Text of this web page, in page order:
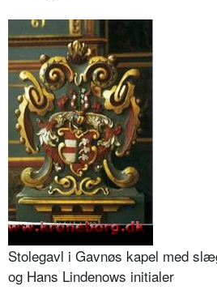
Stolegavl i Gavnøs kapel med
og Hans Lindenows initialer